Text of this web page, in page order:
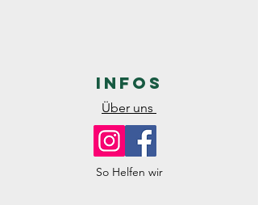
Infos
Über uns
So Helfen wir